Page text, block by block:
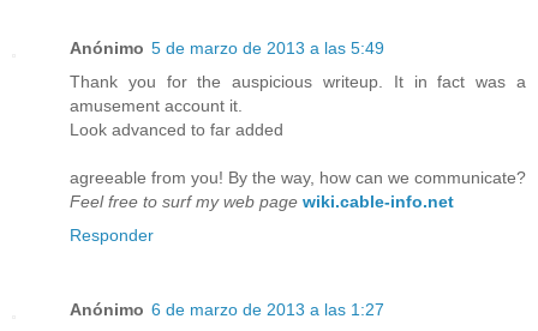
Anónimo 5 de marzo de 2013 a las 5:49
Thank you for the auspicious writeup. It in fact was a
amusement account it.
Look advanced to far added
agreeable from you! By the way, how can we communicate?
Feel free to surf my web page wiki.cable-info.net
Responder
Anónimo 6 de marzo de 2013 a las 1:27